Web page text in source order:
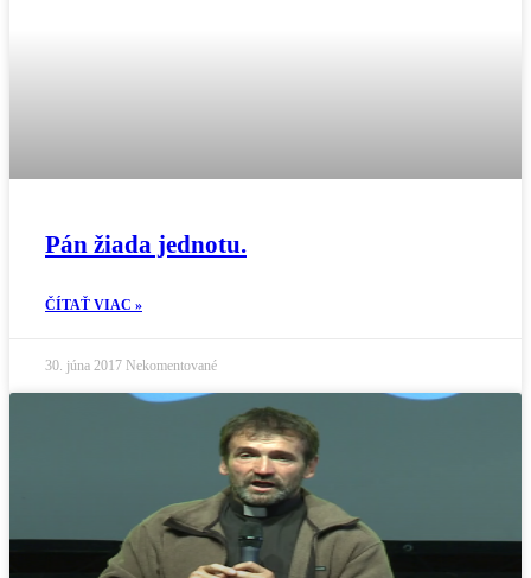
Pán žiada jednotu.
ČÍTAŤ VIAC »
30. júna 2017 Nekomentované